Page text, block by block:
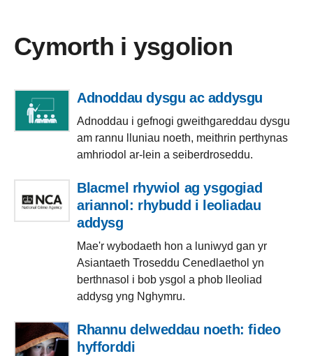
Cymorth i ysgolion
Adnoddau dysgu ac addysgu
Adnoddau i gefnogi gweithgareddau dysgu
am rannu lluniau noeth, meithrin perthynas
amhriodol ar-lein a seiberdroseddu.
Blacmel rhywiol ag ysgogiad
ariannol: rhybudd i leoliadau
addysg
Mae'r wybodaeth hon a luniwyd gan yr
Asiantaeth Troseddu Cenedlaethol yn
berthnasol i bob ysgol a phob lleoliad
addysg yng Nghymru.
Rhannu delweddau noeth: fideo
hyfforddi